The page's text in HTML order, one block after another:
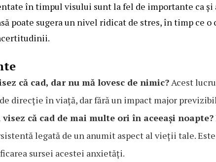
în timpul visului sunt la fel de importante ca și
poate sugera un nivel ridicat de stres, în timp ce
că cad, dar nu mă lovesc de nimic?Acest
direcție în viață, dar fără un impact major
visez că cad de mai multe ori în aceeași noapte?
legată de un anumit aspect al vieții tale.
sursei acestei anxietăți.